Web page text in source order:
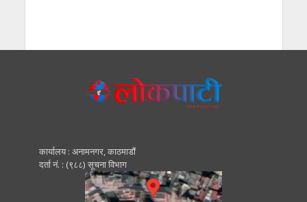
कार्यालय : अनामनगर, काठमाडाैं
दर्ता नं. : (९८८) सूचना विभाग